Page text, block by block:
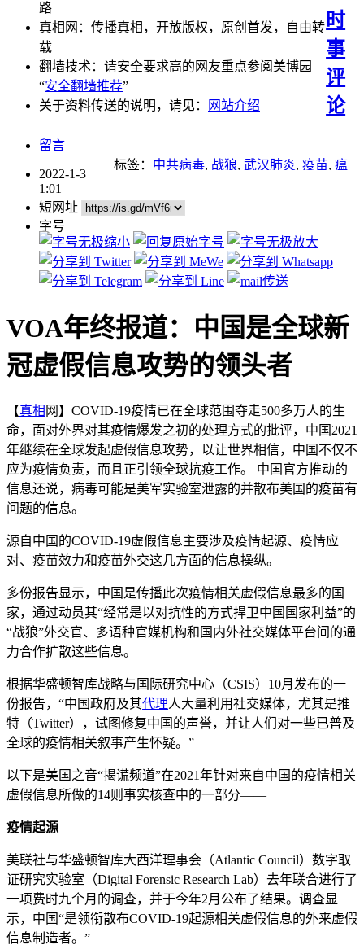
路
真相网：传播真相，开放版权，原创首发，自由转
载
翻墙技术：请安全要求高的网友重点参阅美博园
“安全翻墙推荐”
关于资料传送的说明，请见：
网站介绍
时
事
评
论
留言
标签： 中共病毒, 战狼, 武汉肺炎, 疫苗, 瘟
2022-1-3
1:01
短网址
字号
VOA年终报道：中国是全球新
冠虚假信息攻势的领头者
【真相 网】COVID-19疫情已在全球范围夺走500多万人的生
命，面对外界对其疫情爆发之初的处理方式的批评，中国2021
年继续在全球发起虚假信息攻势，以让世界相信，中国不仅不
应为疫情负责，而且正引领全球抗疫工作。 中国官方推动的
信息还说，病毒可能是美军实验室泄露的并散布美国的疫苗有
问题的信息。
源自中国的COVID-19虚假信息主要涉及疫情起源、疫情应
对、疫苗效力和疫苗外交这几方面的信息操纵。
多份报告显示，中国是传播此次疫情相关虚假信息最多的国
家，通过动员其“经常是以对抗性的方式捍卫中国国家利益”的
“战狼”外交官、多语种官媒机构和国内外社交媒体平台间的通
力合作扩散这些信息。
根据华盛顿智库战略与国际研究中心（CSIS）10月发布的一
份报告，“中国政府及其代理人大量利用社交媒体，尤其是推
特（Twitter），试图修复中国的声誉，并让人们对一些已普及
全球的疫情相关叙事产生怀疑。”
以下是美国之音“揭谎频道”在2021年针对来自中国的疫情相关
虚假信息所做的14则事实核查中的一部分——
疫情起源
美联社与华盛顿智库大西洋理事会（Atlantic Council）数字取
证研究实验室（Digital Forensic Research Lab）去年联合进行了
一项费时九个月的调查，并于今年2月公布了结果。调查显
示，中国“是领衔散布COVID-19起源相关虚假信息的外来虚假
信息制造者。”